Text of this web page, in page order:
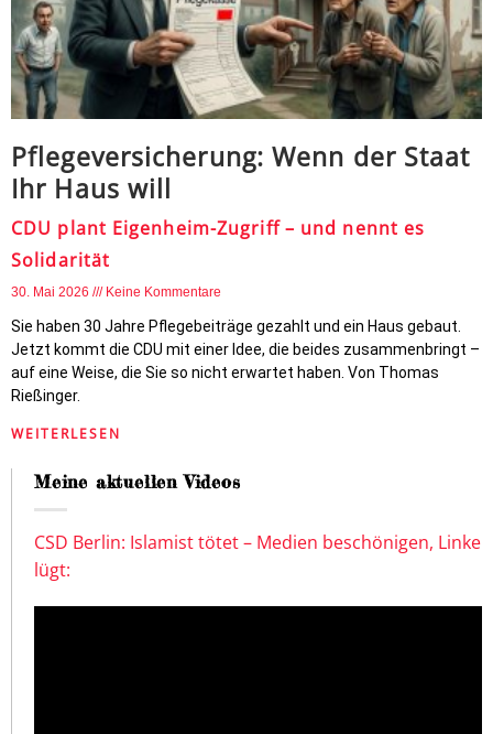
Pflegeversicherung: Wenn der Staat
Ihr Haus will
CDU plant Eigenheim-Zugriff – und nennt es
Solidarität
30. Mai 2026 Keine Kommentare
Sie haben 30 Jahre Pflegebeiträge gezahlt und ein Haus gebaut.
Jetzt kommt die CDU mit einer Idee, die beides zusammenbringt –
auf eine Weise, die Sie so nicht erwartet haben. Von Thomas
Rießinger.
WEITERLESEN
Meine aktuellen Videos
CSD Berlin: Islamist tötet – Medien beschönigen, Linke
lügt: